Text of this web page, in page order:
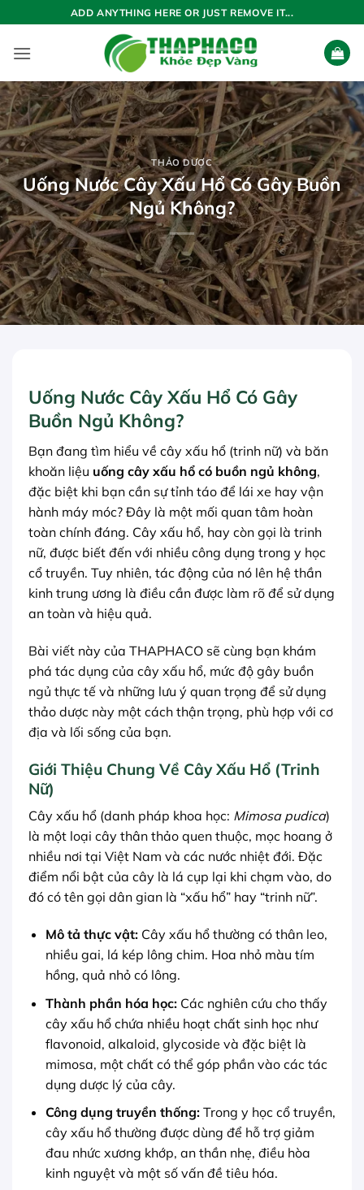
qua
nội
ADD ANYTHING HERE OR JUST REMOVE IT...
THẢO DƯỢC
Uống Nước Cây Xấu Hổ Có Gây Buồn
Ngủ Không?
Uống Nước Cây Xấu Hổ Có Gây
Buồn Ngủ Không?
Bạn đang tìm hiểu về cây xấu hổ (trinh nữ) và băn
khoăn liệu uống cây xấu hổ có buồn ngủ không,
đặc biệt khi bạn cần sự tỉnh táo để lái xe hay vận
hành máy móc? Đây là một mối quan tâm hoàn
toàn chính đáng. Cây xấu hổ, hay còn gọi là trinh
nữ, được biết đến với nhiều công dụng trong y học
cổ truyền. Tuy nhiên, tác động của nó lên hệ thần
kinh trung ương là điều cần được làm rõ để sử dụng
an toàn và hiệu quả.
Bài viết này của THAPHACO sẽ cùng bạn khám
phá tác dụng của cây xấu hổ, mức độ gây buồn
ngủ thực tế và những lưu ý quan trọng để sử dụng
thảo dược này một cách thận trọng, phù hợp với cơ
địa và lối sống của bạn.
Giới Thiệu Chung Về Cây Xấu Hổ (Trinh
Nữ)
Cây xấu hổ (danh pháp khoa học: Mimosa pudica)
là một loại cây thân thảo quen thuộc, mọc hoang ở
nhiều nơi tại Việt Nam và các nước nhiệt đới. Đặc
điểm nổi bật của cây là lá cụp lại khi chạm vào, do
đó có tên gọi dân gian là “xấu hổ” hay “trinh nữ”.
Mô tả thực vật:Cây xấu hổ thường có thân leo,
nhiều gai, lá kép lông chim. Hoa nhỏ màu tím
hồng, quả nhỏ có lông.
Thành phần hóa học:Các nghiên cứu cho thấy
cây xấu hổ chứa nhiều hoạt chất sinh học như
flavonoid, alkaloid, glycoside và đặc biệt là
mimosa, một chất có thể góp phần vào các tác
dụng dược lý của cây.
Công dụng truyền thống:Trong y học cổ truyền,
cây xấu hổ thường được dùng để hỗ trợ giảm
đau nhức xương khớp, an thần nhẹ, điều hòa
kinh nguyệt và một số vấn đề tiêu hóa.